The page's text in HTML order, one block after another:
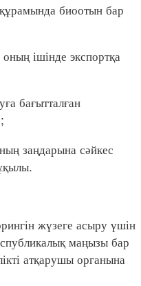
биоотын бар
ішінде экспортқа
бағытталған
заңдарына сәйкес
жүзеге асыру үшін
маңызы бар
атқарушы органына